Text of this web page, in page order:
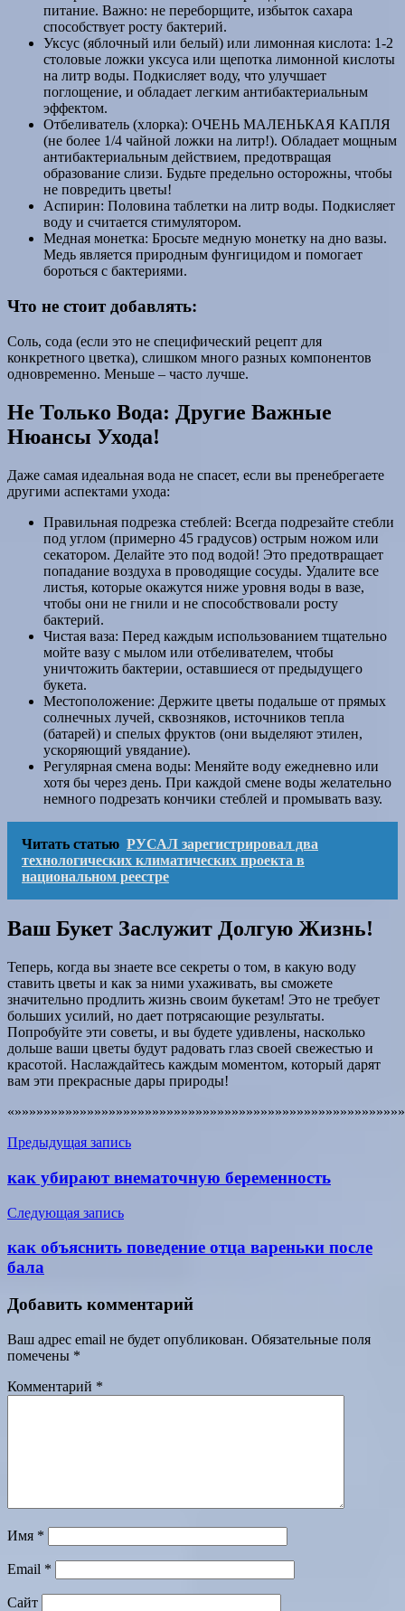
питание. Важно: не переборщите, избыток сахара
способствует росту бактерий.
Уксус (яблочный или белый) или лимонная кислота: 1-2
столовые ложки уксуса или щепотка лимонной кислоты
на литр воды. Подкисляет воду, что улучшает
поглощение, и обладает легким антибактериальным
эффектом.
Отбеливатель (хлорка): ОЧЕНЬ МАЛЕНЬКАЯ КАПЛЯ
(не более 1/4 чайной ложки на литр!). Обладает мощным
антибактериальным действием, предотвращая
образование слизи. Будьте предельно осторожны, чтобы
не повредить цветы!
Аспирин: Половина таблетки на литр воды. Подкисляет
воду и считается стимулятором.
Медная монетка: Бросьте медную монетку на дно вазы.
Медь является природным фунгицидом и помогает
бороться с бактериями.
Что не стоит добавлять:
Соль, сода (если это не специфический рецепт для
конкретного цветка), слишком много разных компонентов
одновременно. Меньше – часто лучше.
Не Только Вода: Другие Важные
Нюансы Ухода!
Даже самая идеальная вода не спасет, если вы пренебрегаете
другими аспектами ухода:
Правильная подрезка стеблей: Всегда подрезайте стебли
под углом (примерно 45 градусов) острым ножом или
секатором. Делайте это под водой! Это предотвращает
попадание воздуха в проводящие сосуды. Удалите все
листья, которые окажутся ниже уровня воды в вазе,
чтобы они не гнили и не способствовали росту
бактерий.
Чистая ваза: Перед каждым использованием тщательно
мойте вазу с мылом или отбеливателем, чтобы
уничтожить бактерии, оставшиеся от предыдущего
букета.
Местоположение: Держите цветы подальше от прямых
солнечных лучей, сквозняков, источников тепла
(батарей) и спелых фруктов (они выделяют этилен,
ускоряющий увядание).
Регулярная смена воды: Меняйте воду ежедневно или
хотя бы через день. При каждой смене воды желательно
немного подрезать кончики стеблей и промывать вазу.
Читать статью РУСАЛ зарегистрировал два
технологических климатических проекта в
национальном реестре
Ваш Букет Заслужит Долгую Жизнь!
Теперь, когда вы знаете все секреты о том, в какую воду
ставить цветы и как за ними ухаживать, вы сможете
значительно продлить жизнь своим букетам! Это не требует
больших усилий, но дает потрясающие результаты.
Попробуйте эти советы, и вы будете удивлены, насколько
дольше ваши цветы будут радовать глаз своей свежестью и
красотой. Наслаждайтесь каждым моментом, который дарят
вам эти прекрасные дары природы!
Навигация
по
записям
Предыдущая запись
как убирают внематочную беременность
Следующая запись
как объяснить поведение отца вареньки после
бала
Добавить комментарий
Ваш адрес email не будет опубликован. Обязательные поля
помечены *
Комментарий *
Имя *
Email *
Сайт